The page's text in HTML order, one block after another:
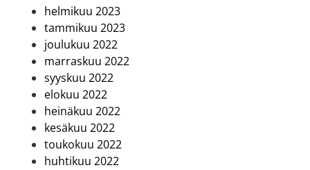
helmikuu 2023
tammikuu 2023
joulukuu 2022
marraskuu 2022
syyskuu 2022
elokuu 2022
heinäkuu 2022
kesäkuu 2022
toukokuu 2022
huhtikuu 2022